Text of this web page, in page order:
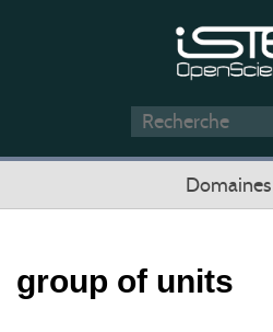
Domaines
group of units